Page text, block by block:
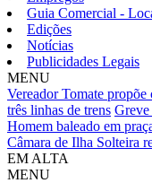
Guia Comercial -
Edições
Notícias
Publicidades Legais
MENU
Vereador Tomate
três linhas de trens Greve
Homem baleado em
Câmara de Ilha Solteira
EM ALTA
MENU